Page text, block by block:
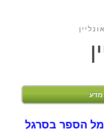
מדע
הספר בסרגל